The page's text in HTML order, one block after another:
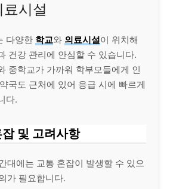
시설
다양한 학교와 의료시설이 위치해
건강 관리에 안심할 수 있습니다.
중학교가 가까워 학부모들에게 인
국도 근처에 있어 응급 시에 빠르게
다.
및 고려사항
대에는 교통 혼잡이 발생할 수 있으
가 필요합니다.